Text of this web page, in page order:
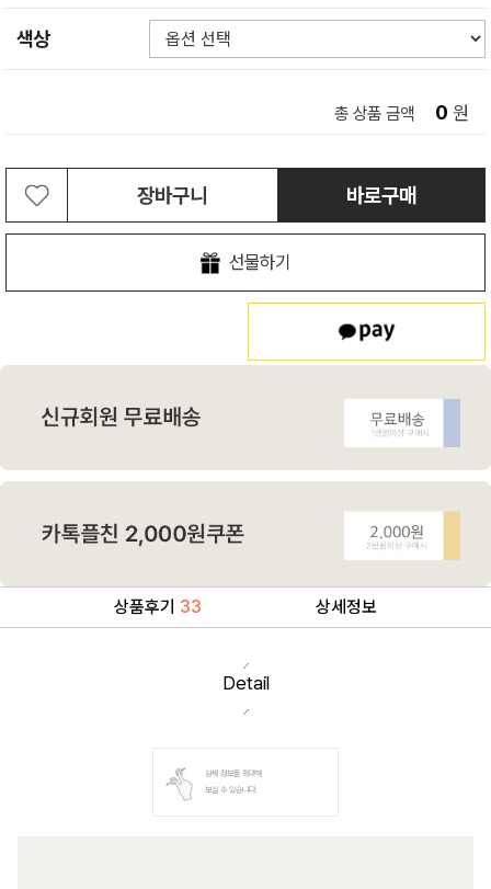
색상
총 상품 금액 0 원
장바구니 바로구매
선물하기
상품후기 33 상세정보
Detail
상세 정보를 확대해
보실 수 있습니다.